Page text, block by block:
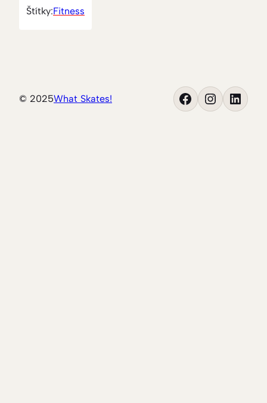
Štítky:Fitness
© 2025What Skates! Facebook Instagram LinkedIn